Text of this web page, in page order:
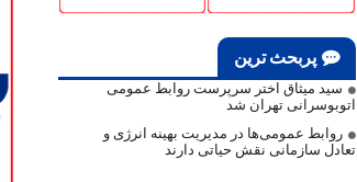
پربحث ترین
سید میثاق اختر سرپرست روابط عمومی
اتوبوسرانی تهران شد
روابط عمومی‌ها در مدیریت بهینه انرژی و
تعادل سازمانی نقش حیاتی دارند